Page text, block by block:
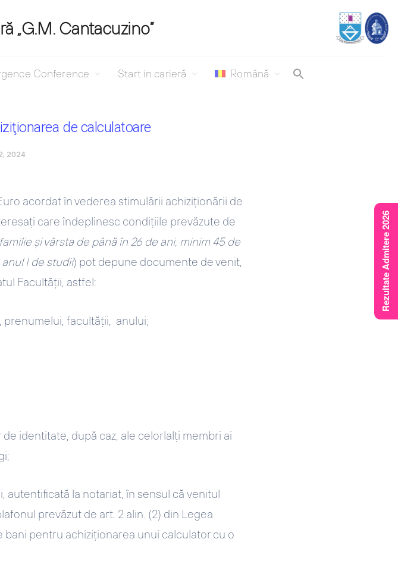
„G.M. Cantacuzino”
Conference Start in carieră Română
de calculatoare
2024
acordat în vederea stimulării achiziţionării de
care îndeplinesc condiţiile prevăzute de
şi vârsta de până în 26 de ani, minim 45 de
I de studii) pot depune documente de venit,
Facultăţii, astfel:
facultăţii, anului;
identitate, după caz, ale celorlalţi membri ai
la notariat, în sensul că venitul
prevăzut de art. 2 alin. (2) din Legea
pentru achiziționarea unui calculator cu o
Rezultate Admitere 2026